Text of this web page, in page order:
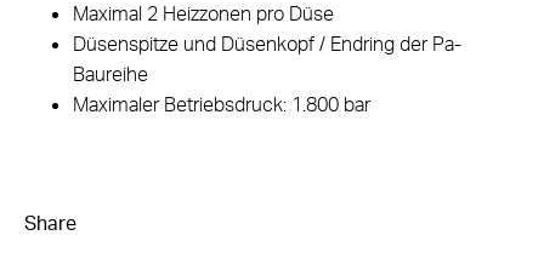
Maximal 2 Heizzonen pro Düse
Düsenspitze und Düsenkopf / Endring der Pa-
Baureihe
Maximaler Betriebsdruck: 1.800 bar
Share